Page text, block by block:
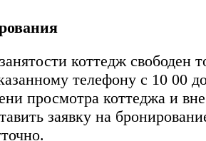
коттедж свободен
телефону с 10 00
просмотра коттеджа и
заявку на